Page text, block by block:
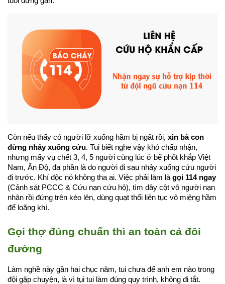
Còn nếu thấy có người lỡ xuống hầm bị ngất rồi, xin bà con
đừng nhảy xuống cứu. Tui biết nghe vậy khó chấp nhận,
nhưng mấy vụ chết 3, 4, 5 người cùng lúc ở bể phốt khắp Việt
Nam, Ấn Độ, đa phần là do người đi sau nhảy xuống cứu người
đi trước. Khí độc nó không tha ai. Việc phải làm là gọi 114 ngay
(Cảnh sát PCCC & Cứu nạn cứu hộ), tìm dây cột vô người nạn
nhân rồi đứng trên kéo lên, dùng quạt thổi liên tục vô miệng hầm
để loãng khí.
Gọi thợ đúng chuẩn thì an toàn cả đôi
đường
Làm nghề này gần hai chục năm, tui chưa để anh em nào trong
đội gặp chuyện, là vì tụi tui làm đúng quy trình, không đi tắt.